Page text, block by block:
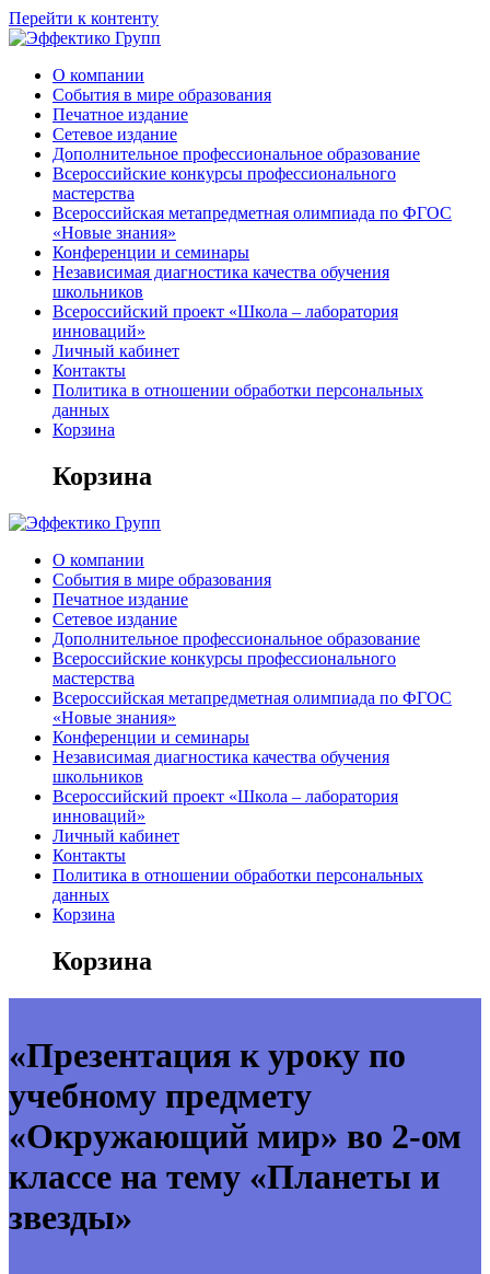
Перейти к контенту
О компании
События в мире образования
Печатное издание
Сетевое издание
Дополнительное профессиональное образование
Всероссийские конкурсы профессионального
мастерства
Всероссийская метапредметная олимпиада по ФГОС
«Новые знания»
Конференции и семинары
Независимая диагностика качества обучения
школьников
Всероссийский проект «Школа – лаборатория
инноваций»
Личный кабинет
Контакты
Политика в отношении обработки персональных
данных
Корзина
Корзина
О компании
События в мире образования
Печатное издание
Сетевое издание
Дополнительное профессиональное образование
Всероссийские конкурсы профессионального
мастерства
Всероссийская метапредметная олимпиада по ФГОС
«Новые знания»
Конференции и семинары
Независимая диагностика качества обучения
школьников
Всероссийский проект «Школа – лаборатория
инноваций»
Личный кабинет
Контакты
Политика в отношении обработки персональных
данных
Корзина
Корзина
«Презентация к уроку по
учебному предмету
«Окружающий мир» во 2-ом
классе на тему «Планеты и
звезды»